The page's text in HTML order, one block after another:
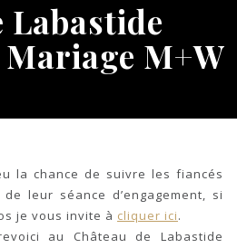
Labastide
M+W
la chance de suivre les fiancés
leur séance d’engagement, si
je vous invite à cliquer ici.
au Château de Labastide